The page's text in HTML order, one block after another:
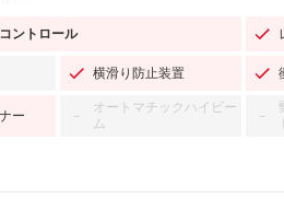
ントロール
横滑り防止装置
ー －
オートマチックハイビー
ム
－